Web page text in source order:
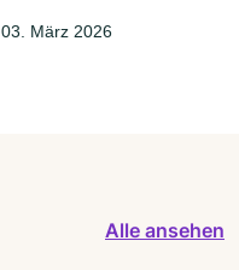
03. März 2026
Alle ansehen